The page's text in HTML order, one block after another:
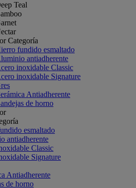
Teal
Categoría
fundido esmaltado
antiadherente
inoxidable Classic
inoxidable Signature
Antiadherente
de horno
esmaltado
antiadherente
Classic
Signature
Antiadherente
de horno